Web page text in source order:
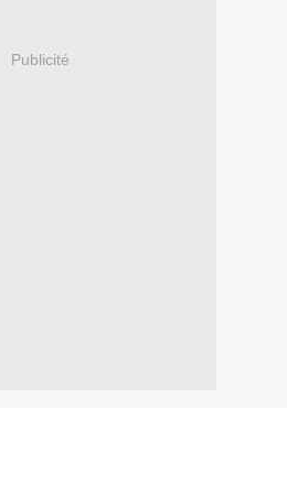
Publicité